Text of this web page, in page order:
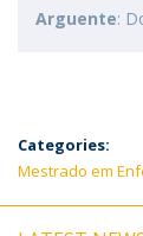
Arguente:
Categories:
Mestrado em